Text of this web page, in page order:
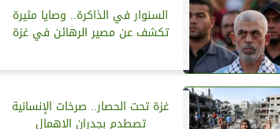
السنوار في الذاكرة.. وصايا مثيرة
تكشف عن مصير الرهائن في غزة
غزة تحت الحصار.. صرخات الإنسانية
تصطدم بجدران الإهمال